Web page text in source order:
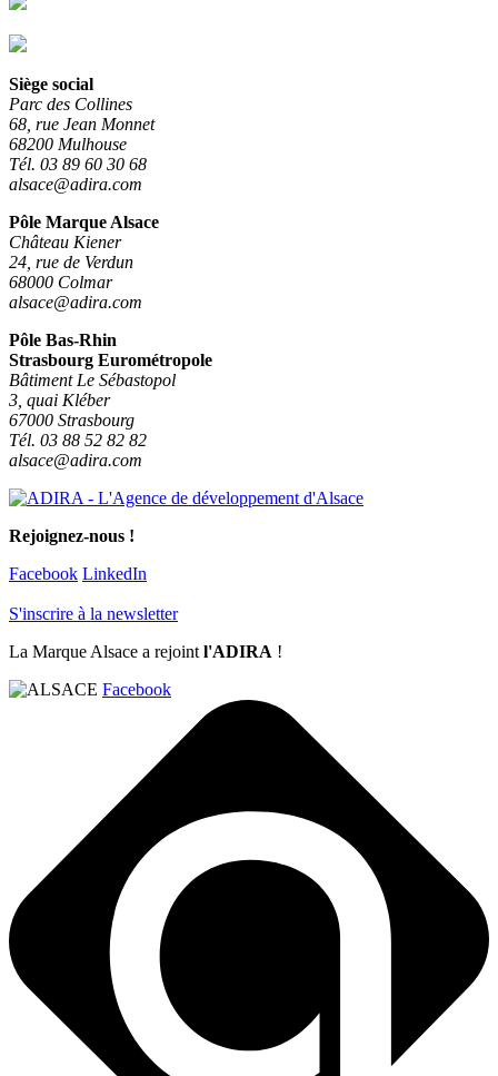
Siège social
Parc des Collines
68, rue Jean Monnet
68200 Mulhouse
Tél. 03 89 60 30 68
alsace@adira.com
Pôle Marque Alsace
Château Kiener
24, rue de Verdun
68000 Colmar
alsace@adira.com
Pôle Bas-Rhin
Strasbourg Eurométropole
Bâtiment Le Sébastopol
3, quai Kléber
67000 Strasbourg
Tél. 03 88 52 82 82
alsace@adira.com
Rejoignez-nous !
Facebook LinkedIn
S'inscrire à la newsletter
La Marque Alsace a rejointl'ADIRA !
Facebook